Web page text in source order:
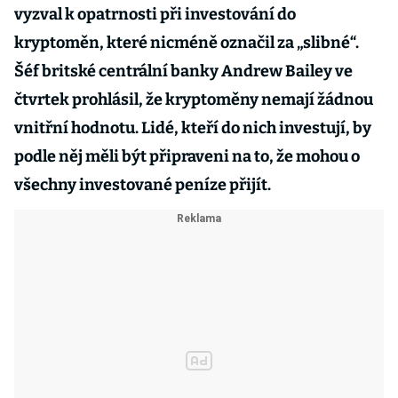
vyzval k opatrnosti při investování do
kryptoměn, které nicméně označil za „slibné“.
Šéf britské centrální banky Andrew Bailey ve
čtvrtek prohlásil, že kryptoměny nemají žádnou
vnitřní hodnotu. Lidé, kteří do nich investují, by
podle něj měli být připraveni na to, že mohou o
všechny investované peníze přijít.